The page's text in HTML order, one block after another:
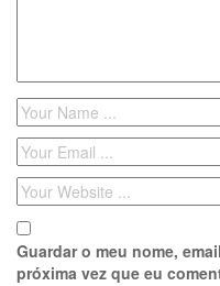
Guardar o meu nome,
próxima vez que eu